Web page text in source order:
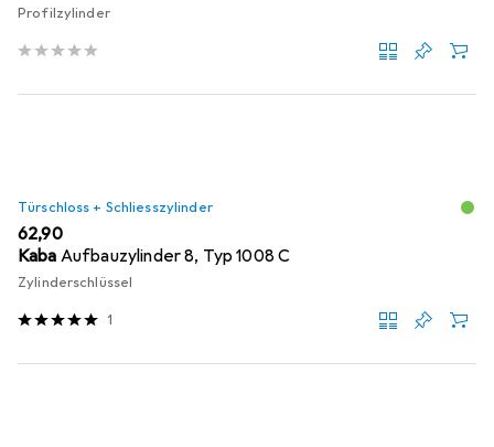
Profilzylinder
Türschloss + Schliesszylinder
EUR
62,90
Kaba Aufbauzylinder 8, Typ 1008 C
Zylinderschlüssel
1